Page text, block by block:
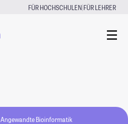
FÜR HOCHSCHULEN|FÜR LEHRER
Angewandte Bioinformatik